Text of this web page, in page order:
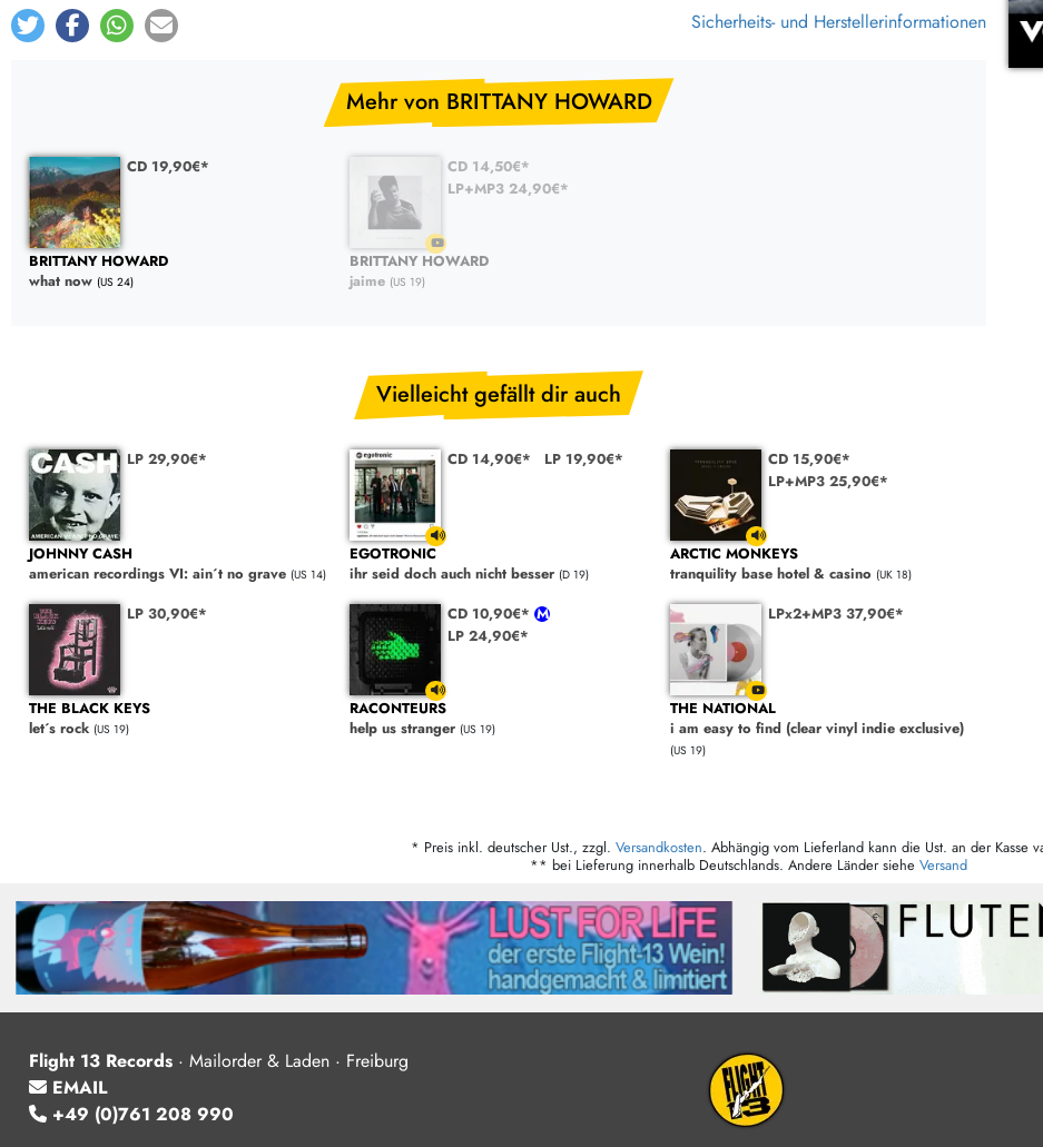
Sicherheits- und Herstellerinformationen
Mehr von BRITTANY HOWARD
CD 19,90€*
BRITTANY HOWARD
what now (US 24)
CD 14,50€*
LP+MP3 24,90€*
BRITTANY HOWARD
jaime (US 19)
Vielleicht gefällt dir auch
LP 29,90€*
JOHNNY CASH
american recordings VI: ain´t no grave (US 14)
CD 14,90€* LP 19,90€*
EGOTRONIC
ihr seid doch auch nicht besser (D 19)
CD 15,90€*
LP+MP3 25,90€*
ARCTIC MONKEYS
tranquility base hotel & casino (UK 18)
LP 30,90€*
THE BLACK KEYS
let´s rock (US 19)
CD 10,90€*
LP 24,90€*
RACONTEURS
help us stranger (US 19)
LPx2+MP3 37,90€*
THE NATIONAL
i am easy to find (clear vinyl indie exclusive)
(US 19)
* Preis inkl. deutscher Ust., zzgl. Versandkosten. Abhängig vom Lieferland kann die Ust. an der Kasse
** bei Lieferung innerhalb Deutschlands. Andere Länder siehe Versand
Flight 13 Records · Mailorder & Laden · Freiburg
EMAIL
+49 (0)761 208 990